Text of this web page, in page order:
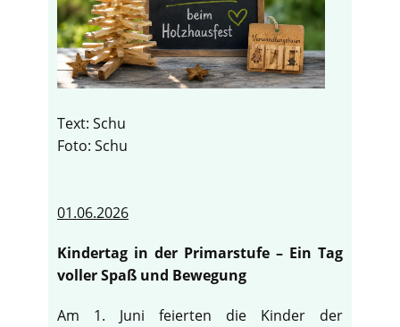
Text: Schu
Foto: Schu
01.06.2026
Kindertag in der Primarstufe – Ein Tag
voller Spaß und Bewegung
Am 1. Juni feierten die Kinder der